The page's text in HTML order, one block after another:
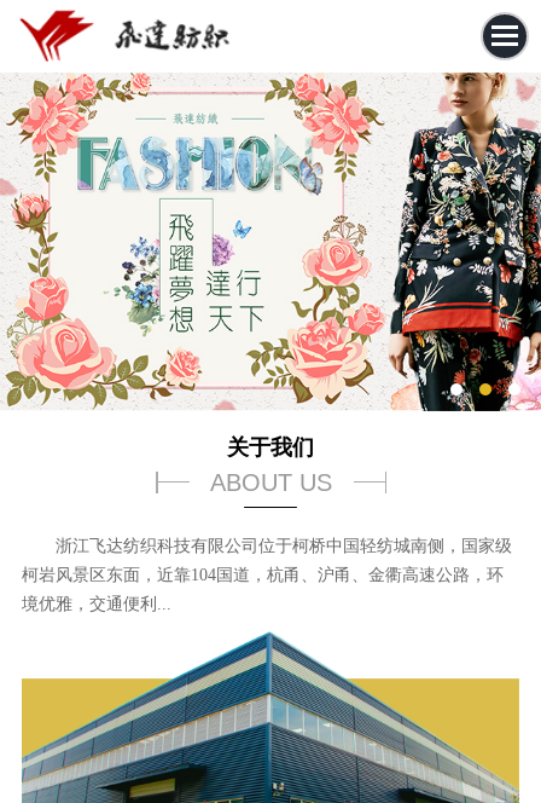
关于我们
ABOUT US
浙江飞达纺织科技有限公司位于柯桥中国轻纺城南侧，国家级
柯岩风景区东面，近靠104国道，杭甬、沪甬、金衢高速公路，环
境优雅，交通便利...